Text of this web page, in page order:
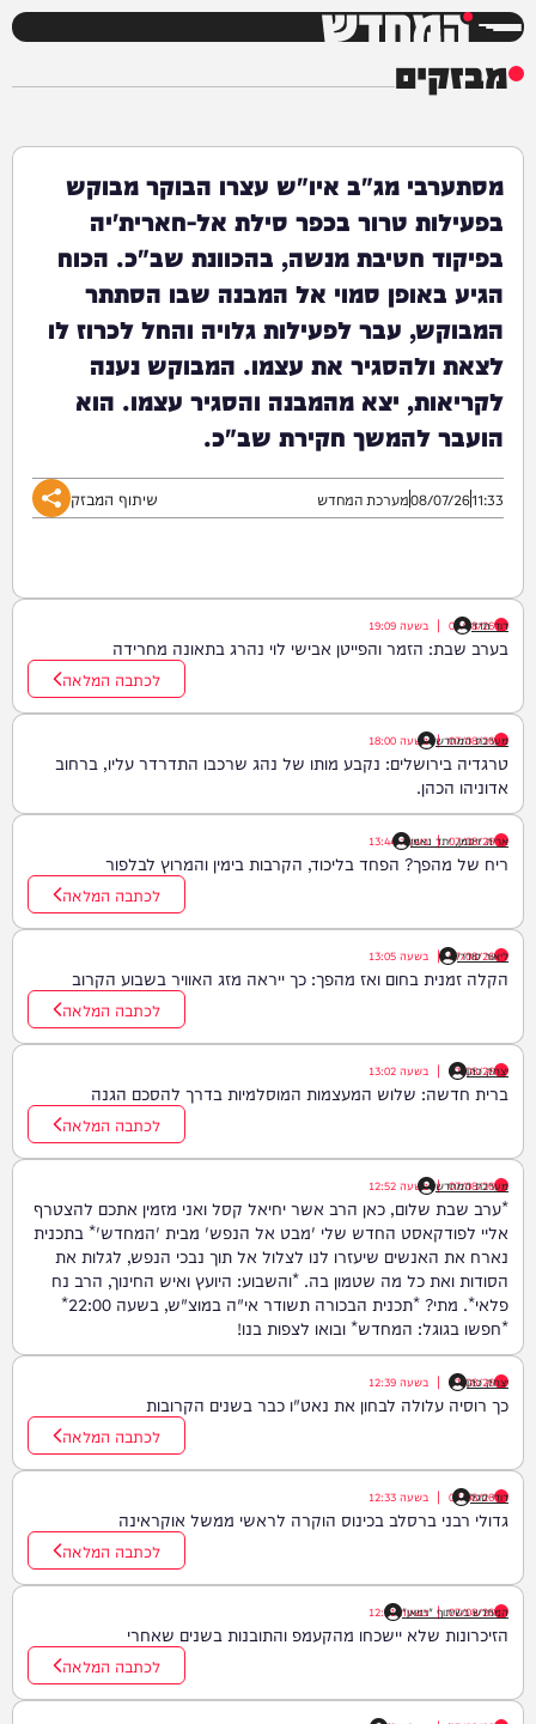
המחדש
מבזקים
מסתערבי מג"ב איו"ש עצרו הבוקר מבוקש
בפעילות טרור בכפר סילת אל-חארית'יה
בפיקוד חטיבת מנשה, בהכוונת שב"כ. הכוח
הגיע באופן סמוי אל המבנה שבו הסתתר
המבוקש, עבר לפעילות גלויה והחל לכרוז לו
לצאת ולהסגיר את עצמו. המבוקש נענה
לקריאות, יצא מהמבנה והסגיר עצמו. הוא
הועבר להמשך חקירת שב"כ.
11:33
08/07/26מערכת המחדש שיתוף המבזק
דוד חדד
07/08/26
| בשעה 19:09
בערב שבת: הזמר והפייטן אבישי לוי נהרג בתאונה מחרידה
לכתבה המלאה
מערכת המחדש
07/08/26
| בשעה 18:00
טרגדיה בירושלים: נקבע מותו של נהג שרכבו התדרדר עליו, ברחוב
אדוניהו הכהן.
אריה זיסמן, יתד נאמן
07/08/26
| בשעה13:44
ריח של מהפך? הפחד בליכוד, הקרבות בימין והמרוץ לבלפור
לכתבה המלאה
ליאור סודרי
07/08/26
| בשעה 13:05
הקלה זמנית בחום ואז מהפך: כך ייראה מזג האוויר בשבוע הקרוב
לכתבה המלאה
יצחק כהן
07/08/26
| בשעה 13:02
ברית חדשה: שלוש המעצמות המוסלמיות בדרך להסכם הגנה
לכתבה המלאה
מערכת המחדש
07/08/26
| בשעה 12:52
*ערב שבת שלום, כאן הרב אשר יחיאל קסל ואני מזמין אתכם להצטרף
אליי לפודקאסט החדש שלי 'מבט אל הנפש' מבית 'המחדש'* בתכנית
נארח את האנשים שיעזרו לנו לצלול אל תוך נבכי הנפש, לגלות את
הסודות ואת כל מה שטמון בה. *והשבוע: היועץ ואיש החינוך, הרב נח
פלאי*. מתי? *תכנית הבכורה תשודר אי"ה במוצ"ש, בשעה 22:00*
*חפשו בגוגל: המחדש* ובואו לצפות בנו!
יצחק כהן
07/08/26
| בשעה 12:39
כך רוסיה עלולה לבחון את נאט"ו כבר בשנים הקרובות
לכתבה המלאה
דודי סגל
07/08/26
| בשעה 12:33
גדולי רבני ברסלב בכינוס הוקרה לראשי ממשל אוקראינה
לכתבה המלאה
המחדש בשיתוף "וימאן"
07/08/26
| בשעה12:21
הזיכרונות שלא יישכחו מהקעמפ והתובנות בשנים שאחרי
לכתבה המלאה